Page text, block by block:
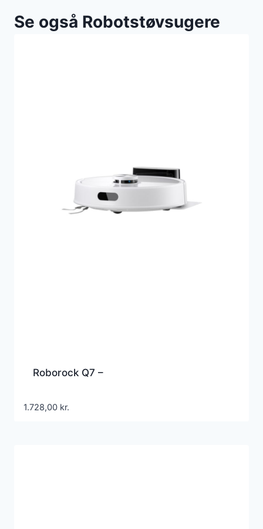
Se også Robotstøvsugere
Roborock Q7 –
1.728,00 kr.